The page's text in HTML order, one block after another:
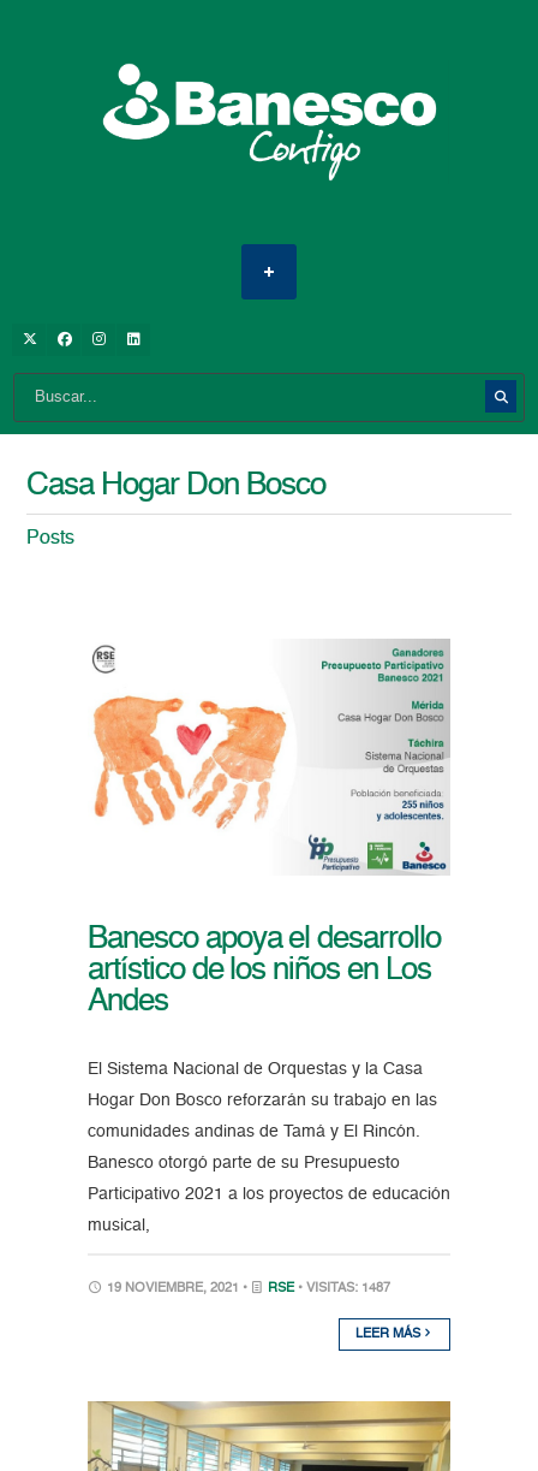
Casa Hogar Don Bosco
Posts
Banesco apoya el desarrollo
artístico de los niños en Los
Andes
El Sistema Nacional de Orquestas y la Casa
Hogar Don Bosco reforzarán su trabajo en las
comunidades andinas de Tamá y El Rincón.
Banesco otorgó parte de su Presupuesto
Participativo 2021 a los proyectos de educación
musical,
19 NOVIEMBRE, 2021 • RSE • VISITAS: 1487
LEER MÁS